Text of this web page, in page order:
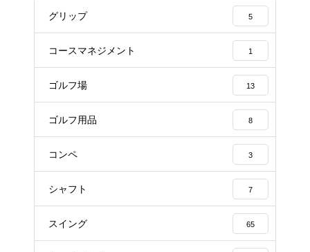
グリップ 5
コースマネジメント 1
ゴルフ場 13
ゴルフ用品 8
コンペ 3
シャフト 7
スイング 65